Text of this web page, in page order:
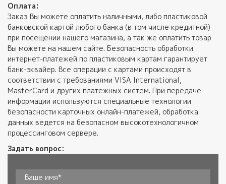
Оплата:
Заказ Вы можете оплатить наличными, либо пластиковой
банковской картой любого банка (в том числе кредитной)
при посещении нашего магазина, а так же оплатить товар
Вы можете на нашем сайте. Безопасность обработки
интернет-платежей по пластиковым картам гарантирует
банк-эквайер. Все операции с картами происходят в
соответствии с требованиями VISA International,
MasterCard и других платежных систем. При передаче
информации используются специальные технологии
безопасности карточных онлайн-платежей, обработка
данных ведется на безопасном высокотехнологичном
процессинговом сервере.
Задать вопрос: